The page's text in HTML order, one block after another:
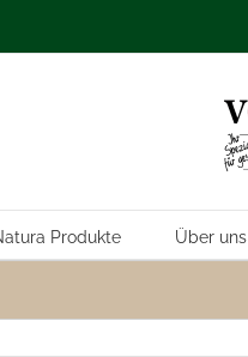
Produkte Über uns